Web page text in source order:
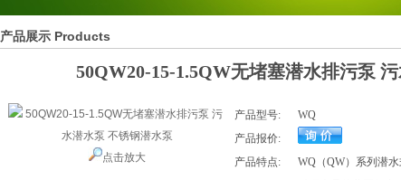
产品展示 Products
50QW20-15-1.5QW无堵塞潜水排污泵
点击放大
产品型号:
WQ
产品报价:
产品特点:
WQ（QW）系列潜